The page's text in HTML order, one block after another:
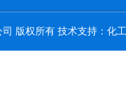
版权所有 技术支持： 化